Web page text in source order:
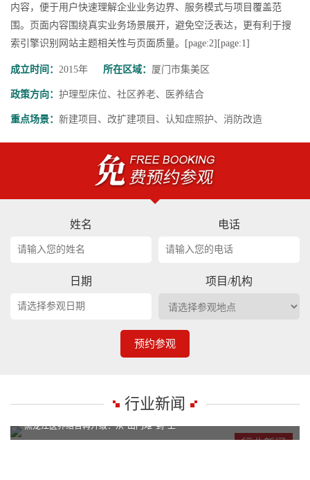
内容，便于用户快速理解企业业务边界、服务模式与项目覆盖范
围。页面内容围绕真实业务场景展开，避免空泛表达，更有利于搜
索引擎识别网站主题相关性与页面质量。[page:2][page:1]
成立时间： 2015年 所在区域： 厦门市集美区
政策方向： 护理型床位、社区养老、医养结合
重点场景： 新建项目、改扩建项目、认知症照护、消防改造
姓名 电话
日期 项目/机构
预约参观
行业新闻
行业新闻
黑龙江医养结合再升级：从“出门难”到“上
黑龙江医养结合再升级：从“出门难”到“上